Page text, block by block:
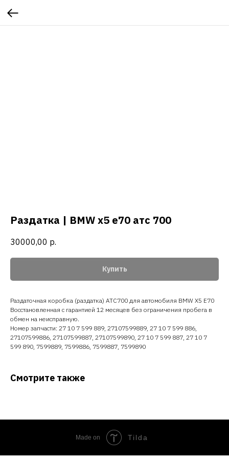
Раздатка | BMW x5 e70 атс 700
30000,00 р.
Купить
Раздаточная коробка (раздатка) ATC700 для автомобиля BMW X5 E70
Восстановленная с гарантией 12 месяцев без ограничения пробега в
обмен на неисправную.
Номер запчасти: 27 10 7 599 889, 27107599889, 27 10 7 599 886,
27107599886, 27107599887, 27107599890, 27 10 7 599 887, 27 10 7
599 890, 7599889, 7599886, 7599887, 7599890
Смотрите также
Made on Tilda